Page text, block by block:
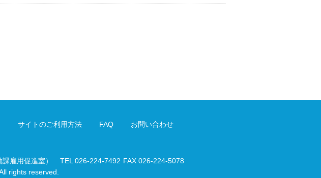
サイトのご利用方法 FAQ お問い合わせ
雇用促進室） TEL 026-224-7492 FAX 026-224-5078
rights reserved.